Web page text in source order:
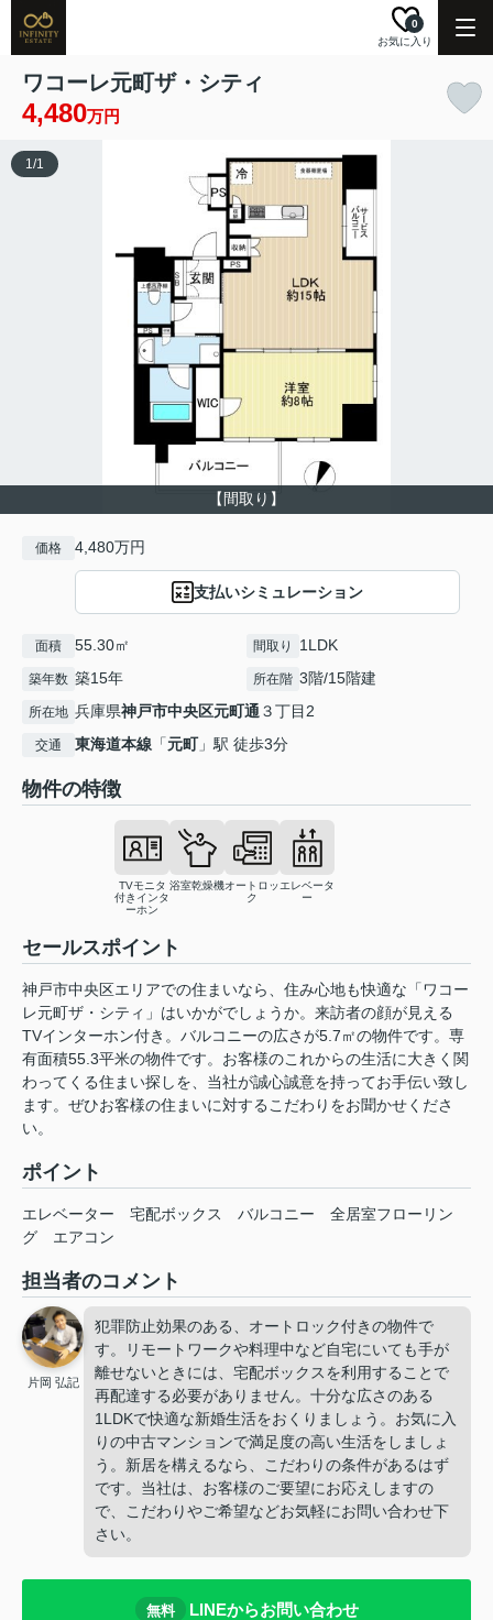
お気に入り
0
ワコーレ元町ザ・シティ
4,480万円
【間取り】
1/1
価格 4,480万円
支払いシミュレーション
面積 55.30㎡ 間取り 1LDK
築年数 築15年 所在階 3階/15階建
所在地 兵庫県神戸市中央区元町通３丁目2
交通 東海道本線 「元町」駅 徒歩3分
物件の特徴
TVモニタ
付きインタ
ーホン
浴室乾燥機オートロッ
ク
エレベータ
ー
セールスポイント
神戸市中央区エリアでの住まいなら、住み心地も快適な「ワコー
レ元町ザ・シティ」はいかがでしょうか。来訪者の顔が見える
TVインターホン付き。バルコニーの広さが5.7㎡の物件です。専
有面積55.3平米の物件です。お客様のこれからの生活に大きく関
わってくる住まい探しを、当社が誠心誠意を持ってお手伝い致し
ます。ぜひお客様の住まいに対するこだわりをお聞かせくださ
い。
ポイント
エレベーター 宅配ボックス バルコニー
全居室フローリン
グ
エアコン
担当者のコメント
片岡 弘記
犯罪防止効果のある、オートロック付きの物件で
す。リモートワークや料理中など自宅にいても手が
離せないときには、宅配ボックスを利用することで
再配達する必要がありません。十分な広さのある
1LDKで快適な新婚生活をおくりましょう。お気に入
りの中古マンションで満足度の高い生活をしましょ
う。新居を構えるなら、こだわりの条件があるはず
です。当社は、お客様のご要望にお応えしますの
で、こだわりやご希望などお気軽にお問い合わせ下
さい。
無料 LINEからお問い合わせ